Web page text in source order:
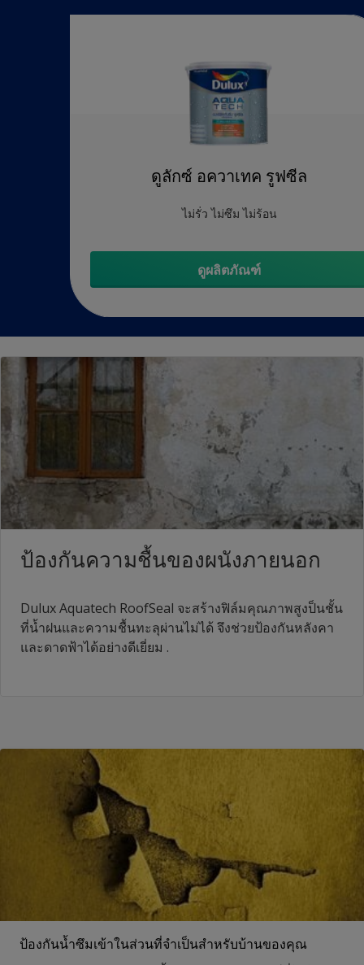
ดูลักซ์ อควาเทค รูฟซีล
ไม่รั่ว ไม่ซึม ไม่ร้อน
ดูผลิตภัณฑ์
ป้องกันความชื้นของผนังภายนอก
Dulux Aquatech RoofSeal จะสร้างฟิล์มคุณภาพสูงป็นชั้น
ที่น้ำฝนและความชื้นทะลุผ่านไม่ได้ จึงช่วยป้องกันหลังคา
และดาดฟ้าได้อย่างดีเยี่ยม .​
ป้องกันน้ำซึมเข้าในส่วนที่จำเป็นสำหรับบ้านของคุณ